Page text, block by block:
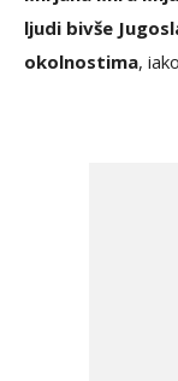
ljudi bivše
okolnostima,